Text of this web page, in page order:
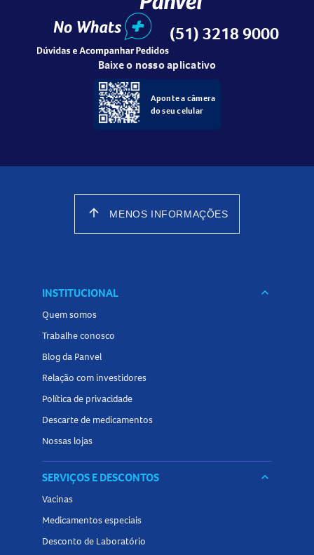
(51) 3218 9000
Baixe o nosso aplicativo
Aponte a câmera
do seu celular
arrow_upward MENOS INFORMAÇÕES
INSTITUCIONAL keyboard_arrow_down
Quem somos
Trabalhe conosco
Blog da Panvel
Relação com investidores
Política de privacidade
Descarte de medicamentos
Nossas lojas
SERVIÇOS E DESCONTOS keyboard_arrow_down
Vacinas
Medicamentos especiais
Desconto de Laboratório